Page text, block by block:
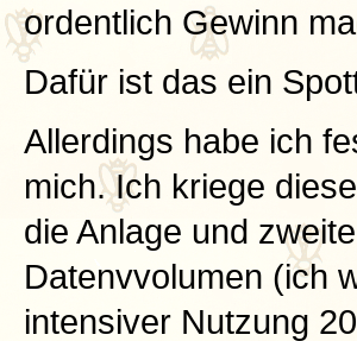
ordentlich Gewinn
Dafür ist das ein
Allerdings habe ich
mich. Ich kriege
die Anlage und
Datenvvolumen (ich
intensiver Nutzung